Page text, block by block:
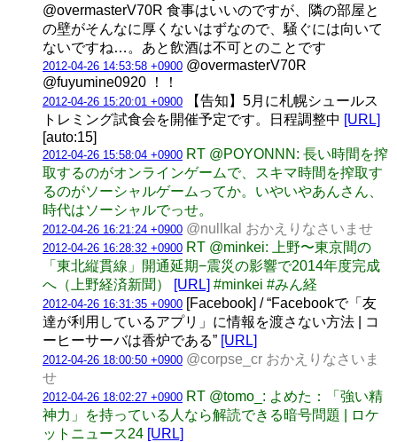
@overmasterV70R 食事はいいのですが、隣の部屋と
の壁がそんなに厚くないはずなので、騒ぐには向いて
ないですね…。あと飲酒は不可とのことです
2012-04-26 14:53:58 +0900 @overmasterV70R
@fuyumine0920 ！！
2012-04-26 15:20:01 +0900 【告知】5月に札幌シュールス
トレミング試食会を開催予定です。日程調整中 [URL]
[auto:15]
2012-04-26 15:58:04 +0900 RT @POYONNN: 長い時間を搾
取するのがオンラインゲームで、スキマ時間を搾取す
るのがソーシャルゲームってか。いやいやあんさん、
時代はソーシャルでっせ。
2012-04-26 16:21:24 +0900 @nullkal おかえりなさいませ
2012-04-26 16:28:32 +0900 RT @minkei: 上野〜東京間の
「東北縦貫線」開通延期−震災の影響で2014年度完成
へ（上野経済新聞）
[URL] #minkei #みん経
2012-04-26 16:31:35 +0900 [Facebook] / “Facebookで「友
達が利用しているアプリ」に情報を渡さない方法 | コ
ーヒーサーバは香炉である” [URL]
2012-04-26 18:00:50 +0900 @corpse_cr おかえりなさいま
せ
2012-04-26 18:02:27 +0900 RT @tomo_: よめた：「強い精
神力」を持っている人なら解読できる暗号問題 | ロケ
ットニュース24 [URL]